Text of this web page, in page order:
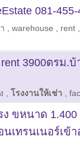
081-455-
warehouse rent
rent 3900ตรม.
โรงงานให้เช่า
ง ขหนาด
เทรนเนอร์เข้